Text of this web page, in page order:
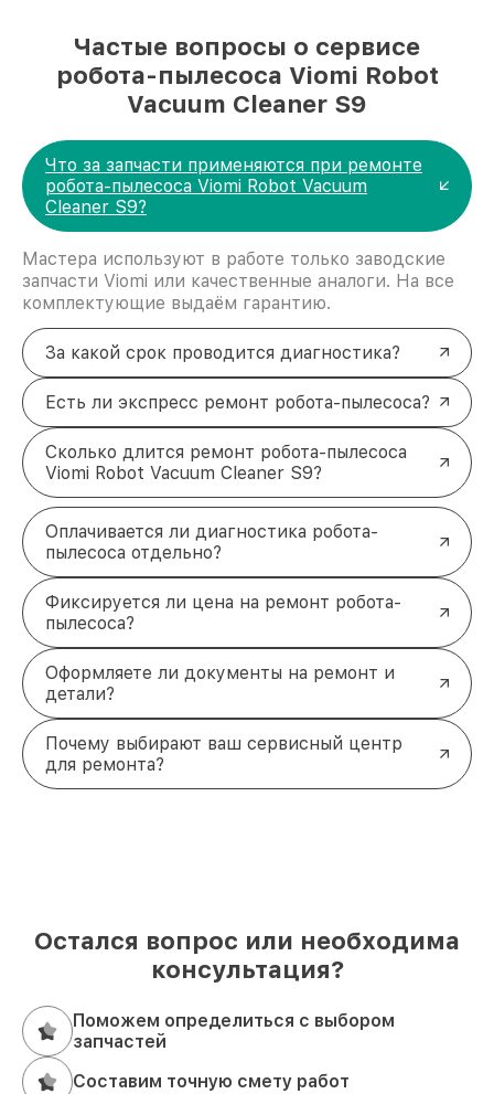
Частые вопросы о сервисе
робота-пылесоса Viomi Robot
Vacuum Cleaner S9
Что за запчасти применяются при ремонте
робота-пылесоса Viomi Robot Vacuum
Cleaner S9?
Мастера используют в работе только заводские
запчасти Viomi или качественные аналоги. На все
комплектующие выдаём гарантию.
За какой срок проводится диагностика?
Есть ли экспресс ремонт робота-пылесоса?
Сколько длится ремонт робота-пылесоса
Viomi Robot Vacuum Cleaner S9?
Оплачивается ли диагностика робота-
пылесоса отдельно?
Фиксируется ли цена на ремонт робота-
пылесоса?
Оформляете ли документы на ремонт и
детали?
Почему выбирают ваш сервисный центр
для ремонта?
Остался вопрос или необходима
консультация?
Поможем определиться с выбором
запчастей
Составим точную смету работ